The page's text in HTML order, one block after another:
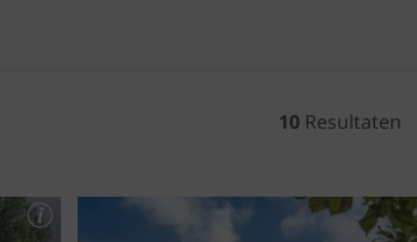
10 Resultaten